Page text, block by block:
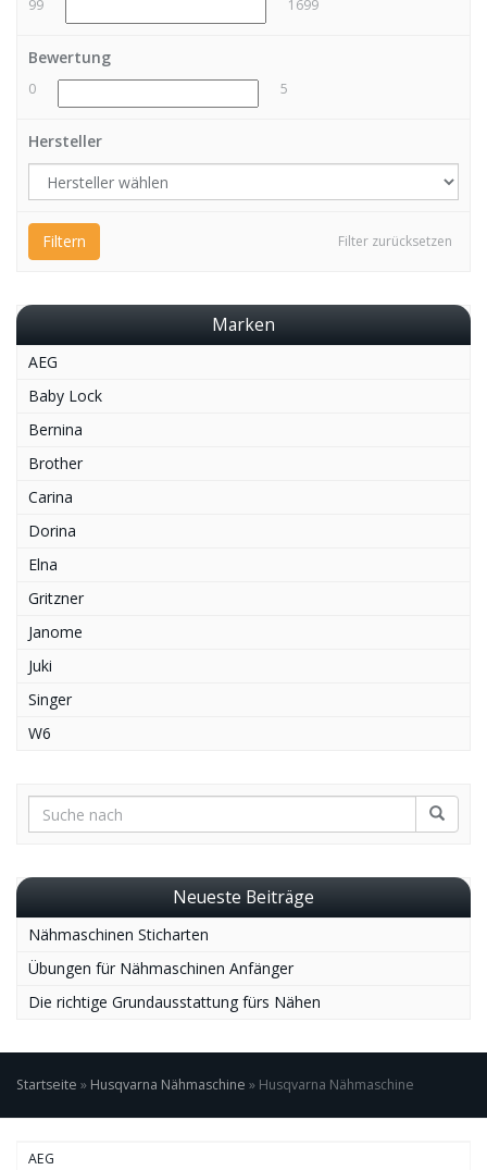
99 1699
Bewertung
0 5
Hersteller
Filter zurücksetzen
Filtern
Marken
AEG
Baby Lock
Bernina
Brother
Carina
Dorina
Elna
Gritzner
Janome
Juki
Singer
W6
Neueste Beiträge
Nähmaschinen Sticharten
Übungen für Nähmaschinen Anfänger
Die richtige Grundausstattung fürs Nähen
Startseite » Husqvarna Nähmaschine » Husqvarna Nähmaschine
AEG